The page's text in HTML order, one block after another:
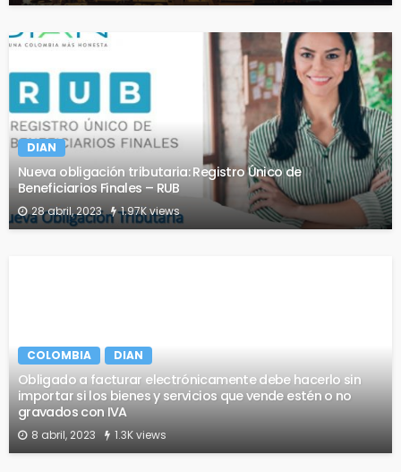
DIAN
Nueva obligación tributaria: Registro Único de
Beneficiarios Finales – RUB
28 abril, 2023 1.97K views
COLOMBIA DIAN
Obligado a facturar electrónicamente debe hacerlo sin
importar si los bienes y servicios que vende estén o no
gravados con IVA
8 abril, 2023 1.3K views